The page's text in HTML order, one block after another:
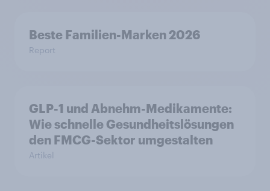
Beste Familien-Marken 2026
Report
GLP-1 und Abnehm-Medikamente:
Wie schnelle Gesundheitslösungen
den FMCG-Sektor umgestalten
Artikel